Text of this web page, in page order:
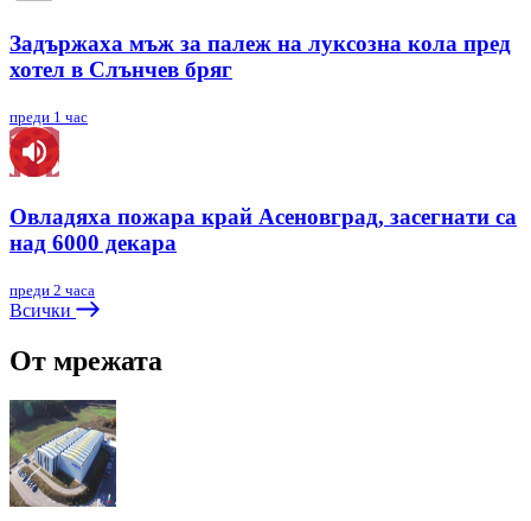
Задържаха мъж за палеж на луксозна кола пред
хотел в Слънчев бряг
преди 1 час
Овладяха пожара край Асеновград, засегнати са
над 6000 декара
преди 2 часа
Всички
От мрежата